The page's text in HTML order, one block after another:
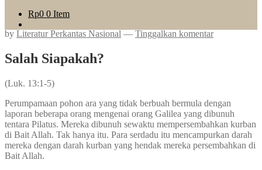
Rp0 0 Item
by Literatur Perkantas Nasional — Tinggalkan komentar
Salah Siapakah?
(Luk. 13:1-5)
Perumpamaan pohon ara yang tidak berbuah bermula dengan
laporan beberapa orang mengenai orang Galilea yang dibunuh
tentara Pilatus. Mereka dibunuh sewaktu mempersembahkan kurban
di Bait Allah. Tak hanya itu. Para serdadu itu mencampurkan darah
mereka dengan darah kurban yang hendak mereka persembahkan di
Bait Allah.